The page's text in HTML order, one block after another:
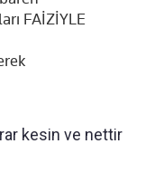
FAİZİYLE
kesin ve nettir